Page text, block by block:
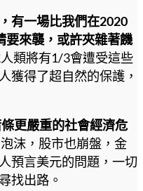
有一場比我們在2020
要來襲，或許夾雜著饑
人類將有1/3會遭受這些
獲得了超自然的保護，
更嚴重的社會經濟危
沫，股市也崩盤，金
預言美元的問題，一切
找出路。